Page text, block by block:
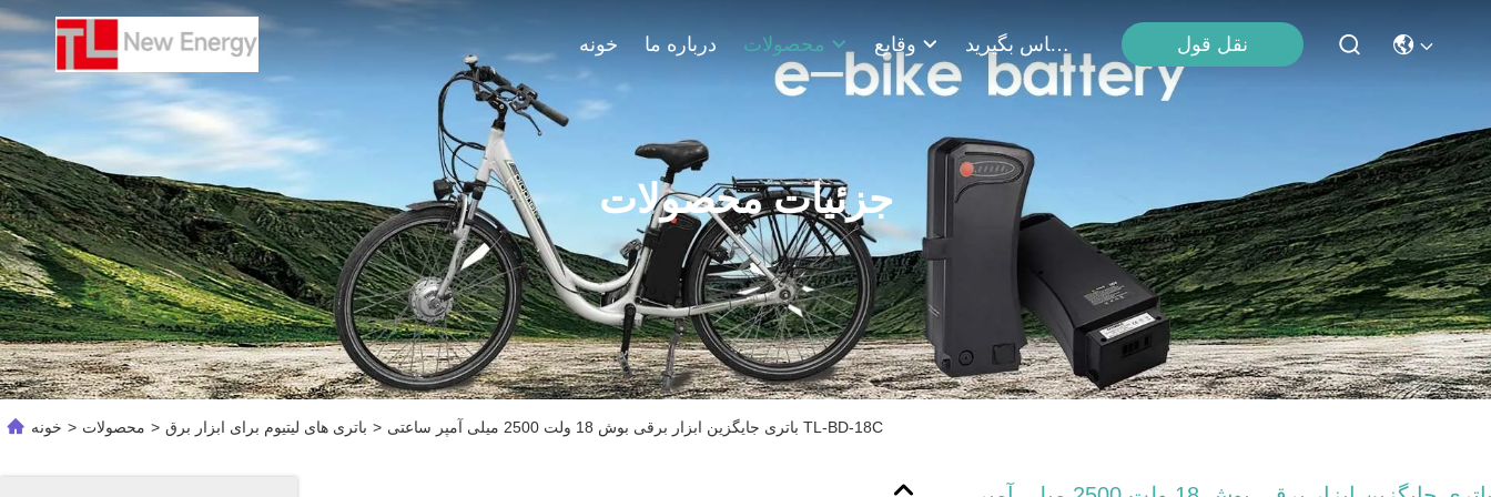
خونه درباره ما محصولات وقایع با ما تماس بگیرید نقل قول
جزئیات محصولات
خونه > محصولات > باتری های لیتیوم برای ابزار برق > باتری جایگزین ابزار برقی بوش 18 ولت 2500 میلی آمپر ساعتی TL-BD-18C